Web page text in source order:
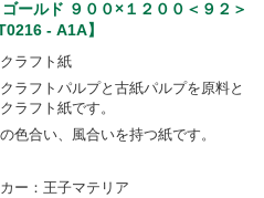
ゴールド ９００×１２００＜９２＞
- A1A】
ラフト紙
ラフトパルプと古紙パルプを原料と
ラフト紙です。
色合い、風合いを持つ紙です。
ー：王子マテリア